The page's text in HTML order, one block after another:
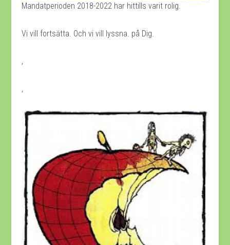
Mandatperioden 2018-2022 har hittills varit rolig.
Vi vill fortsätta. Och vi vill lyssna. på Dig.
,
,